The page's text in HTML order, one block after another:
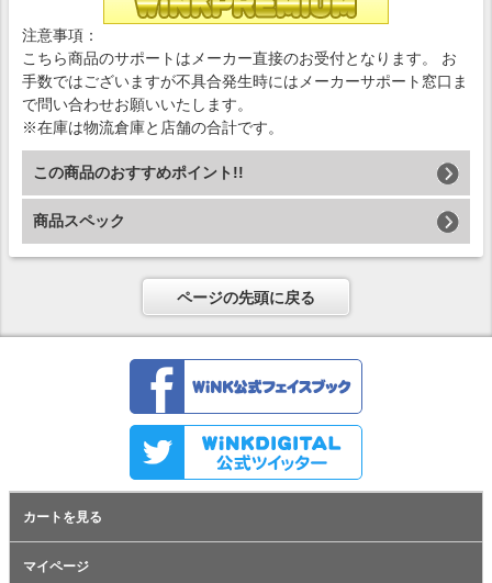
注意事項：
こちら商品のサポートはメーカー直接のお受付となります。 お
手数ではございますが不具合発生時にはメーカーサポート窓口ま
で問い合わせお願いいたします。
※在庫は物流倉庫と店舗の合計です。
この商品のおすすめポイント!!
商品スペック
ページの先頭に戻る
カートを見る
マイページ